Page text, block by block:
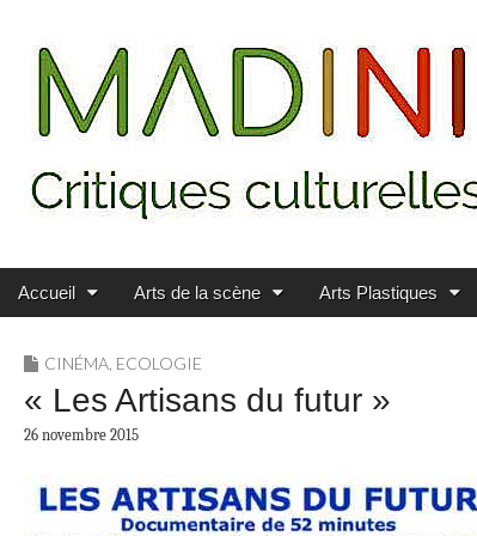
MADININ'ART
Main menu
Skip to content
Accueil Arts de la scène Arts Plastiques
CINÉMA ECOLOGIE
« Les Artisans du futur »
26 novembre 2015